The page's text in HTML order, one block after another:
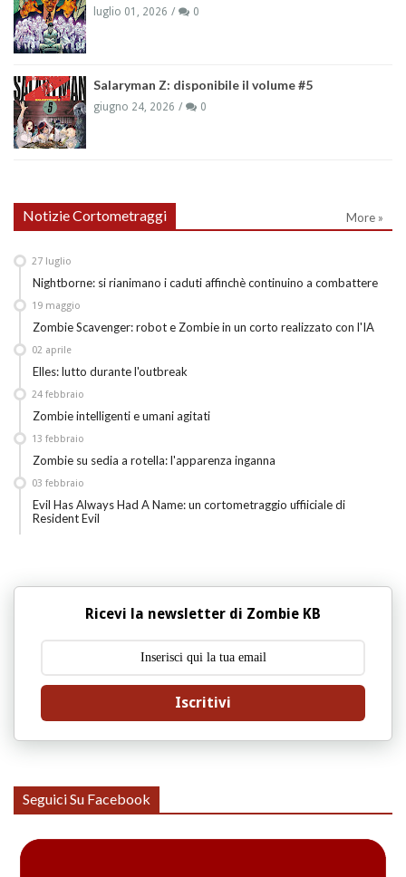
luglio 01, 2026 0
Salaryman Z: disponibile il volume #5
giugno 24, 2026 0
Notizie Cortometraggi More »
Nightborne: si rianimano i caduti affinchè continuino a combattere
27 luglio
Zombie Scavenger: robot e Zombie in un corto realizzato con l'IA
19 maggio
Elles: lutto durante l'outbreak
02 aprile
Zombie intelligenti e umani agitati
24 febbraio
Zombie su sedia a rotella: l'apparenza inganna
13 febbraio
Evil Has Always Had A Name: un cortometraggio uffiiciale di
Resident Evil
03 febbraio
Ricevi la newsletter di Zombie KB
Iscritivi
Seguici Su Facebook